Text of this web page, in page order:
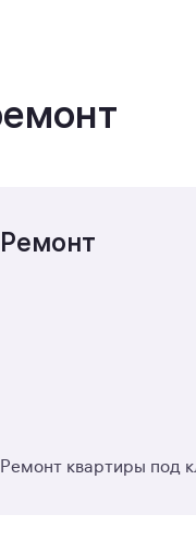
Ремонт
Ремонт квартиры под